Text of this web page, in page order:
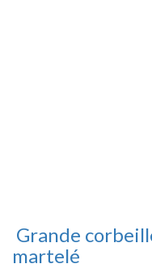
Grande
martelé